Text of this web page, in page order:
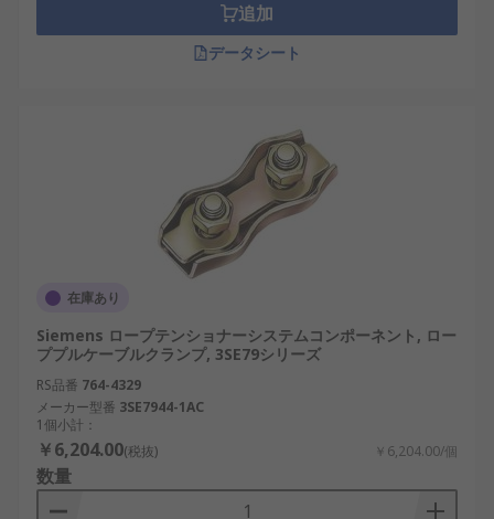
追加
データシート
在庫あり
Siemens ロープテンショナーシステムコンポーネント, ロー
ププルケーブルクランプ, 3SE79シリーズ
RS品番 764-4329
メーカー型番 3SE7944-1AC
1個小計：
￥6,204.00(税抜) ￥6,204.00/個
数量